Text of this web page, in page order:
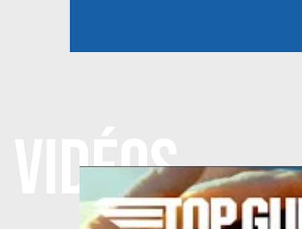
VIDÉOS